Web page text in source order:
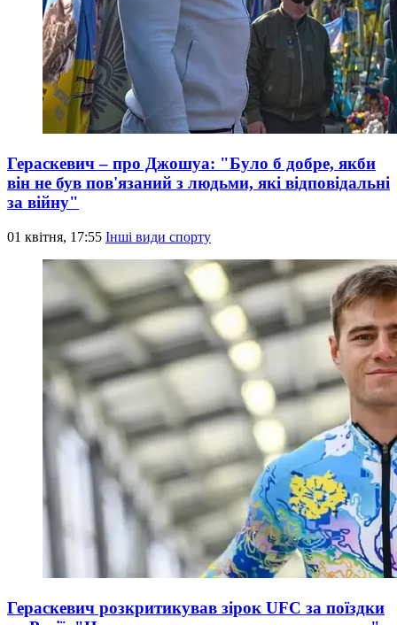
Гераскевич – про Джошуа: "Було б добре, якби
він не був пов'язаний з людьми, які відповідальні
за війну"
01 квітня, 17:55 Інші види спорту
Гераскевич розкритикував зірок UFC за поїздки